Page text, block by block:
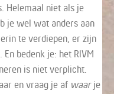
Helemaal niet als je
je wel wat anders aan
te verdiepen, er zijn
bedenk je: het RIVM
is niet verplicht.
en vraag je af waarje